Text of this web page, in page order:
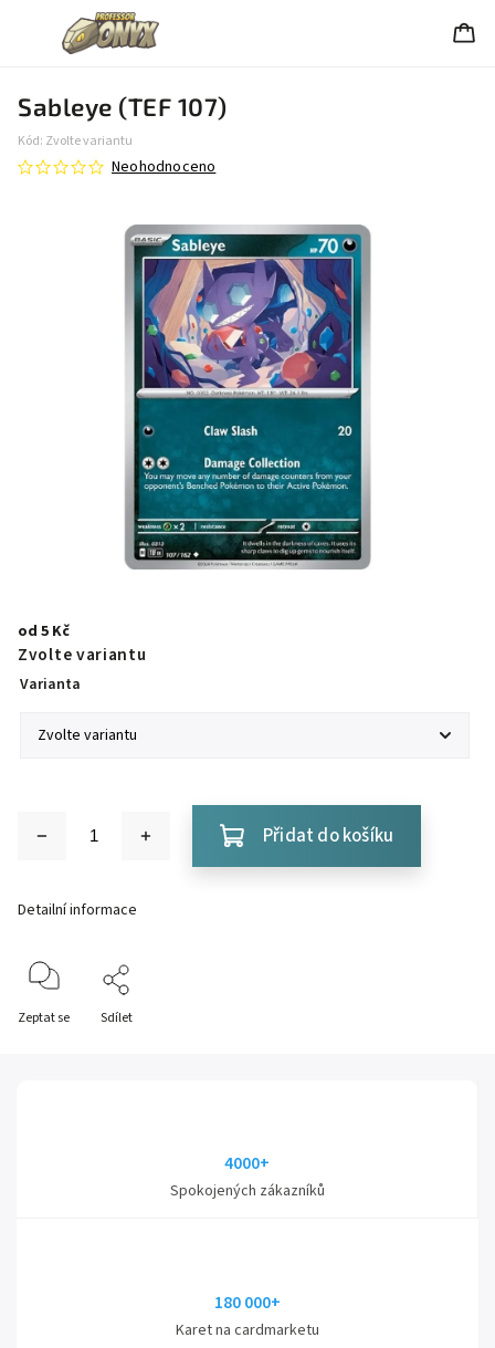
Sableye (TEF 107)
Kód: Zvolte variantu
Neohodnoceno
od 5 Kč
Zvolte variantu
Varianta
Přidat do košíku
Detailní informace
Zeptat se Sdílet
4000+
Spokojených zákazníků
180 000+
Karet na cardmarketu